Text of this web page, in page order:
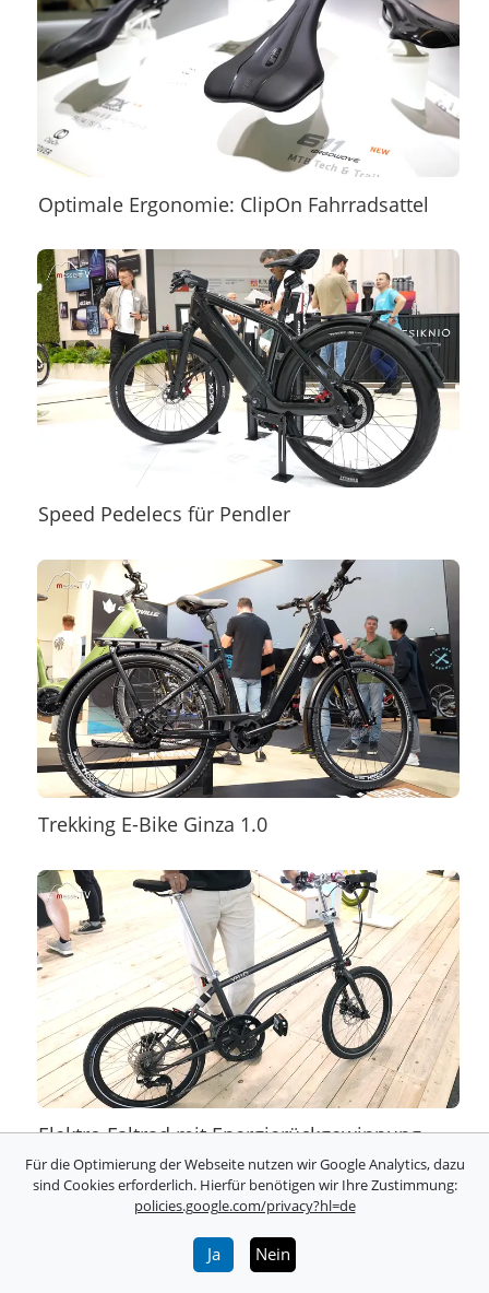
Optimale Ergonomie: ClipOn Fahrradsattel
Speed Pedelecs für Pendler
Trekking E-Bike Ginza 1.0
Elektro Faltrad mit Energierückgewinnung
Für die Optimierung der Webseite nutzen wir Google Analytics, dazu
sind Cookies erforderlich. Hierfür benötigen wir Ihre Zustimmung:
policies.google.com/privacy?hl=de
Ja Nein